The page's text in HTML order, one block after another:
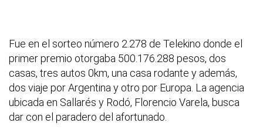
Fue en el sorteo número 2.278 de Telekino donde el
primer premio otorgaba 500.176.288 pesos, dos
casas, tres autos 0km, una casa rodante y además,
dos viaje por Argentina y otro por Europa. La agencia
ubicada en Sallarés y Rodó, Florencio Varela, busca
dar con el paradero del afortunado.